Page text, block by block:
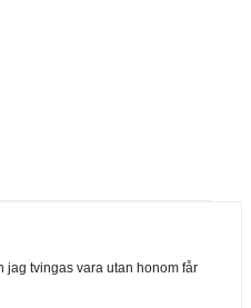
jag tvingas vara utan honom får